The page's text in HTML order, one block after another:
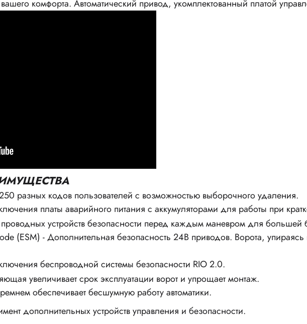
комфорта. Автоматический привод, укомплектованный платой
разных кодов пользователей с возможностью выборочного удаления.
платы аварийного питания с аккумуляторами для работы при
устройств безопасности перед каждым маневром для большей
(ESM) - Дополнительная безопасность 24В приводов. Ворота,
беспроводной системы безопасности RIO 2.0.
увеличивает срок эксплуатации ворот и упрощает монтаж.
обеспечивает бесшумную работу автоматики.
дополнительных устройств управления и безопасности.